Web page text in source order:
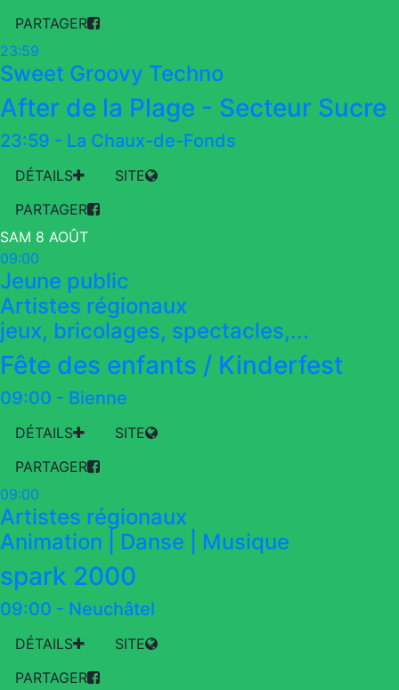
PARTAGER
23:59
Sweet Groovy Techno
After de la Plage - Secteur Sucre
23:59 - La Chaux-de-Fonds
DÉTAILS
SITE
PARTAGER
SAM 8 AOÛT
09:00
Jeune public
Artistes régionaux
jeux, bricolages, spectacles,...
Fête des enfants / Kinderfest
09:00 - Bienne
DÉTAILS
SITE
PARTAGER
09:00
Artistes régionaux
Animation | Danse | Musique
spark 2000
09:00 - Neuchâtel
DÉTAILS
SITE
PARTAGER